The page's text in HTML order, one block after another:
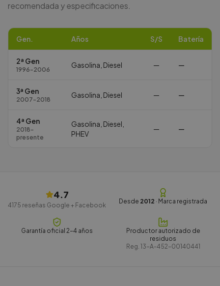
recomendada y especificaciones.
Gen. Años S/S Batería
2ª Gen
1996-2006
Gasolina, Diesel — —
3ª Gen
2007-2018
Gasolina, Diesel — —
4ª Gen
2018-
presente
Gasolina, Diesel,
PHEV
— —
4.7
4175 reseñas Google + Facebook
Desde 2012 · Marca registrada
Garantía oficial 2-4 años
Productor autorizado de
residuos
Reg. 13-A-452-00140441